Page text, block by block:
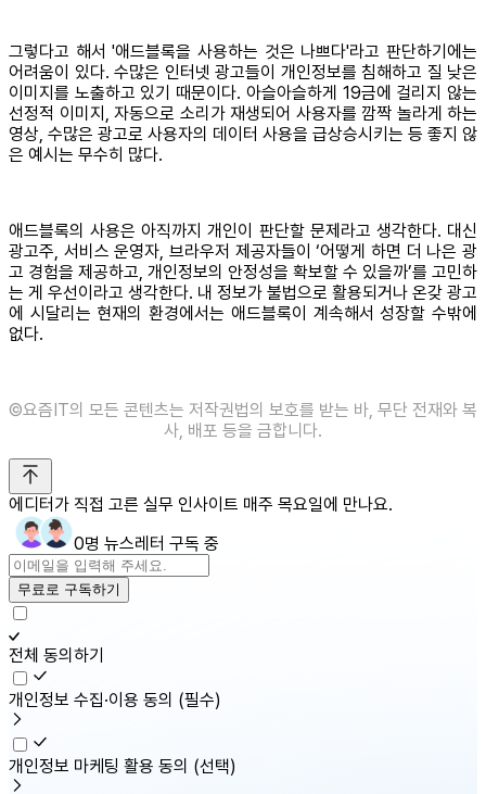
그렇다고 해서 '애드블록을 사용하는 것은 나쁘다'라고 판단하기에는
어려움이 있다. 수많은 인터넷 광고들이 개인정보를 침해하고 질 낮은
이미지를 노출하고 있기 때문이다. 아슬아슬하게 19금에 걸리지 않는
선정적 이미지, 자동으로 소리가 재생되어 사용자를 깜짝 놀라게 하는
영상, 수많은 광고로 사용자의 데이터 사용을 급상승시키는 등 좋지 않
은 예시는 무수히 많다.
애드블록의 사용은 아직까지 개인이 판단할 문제라고 생각한다. 대신
광고주, 서비스 운영자, 브라우저 제공자들이 ‘어떻게 하면 더 나은 광
고 경험을 제공하고, 개인정보의 안정성을 확보할 수 있을까’를 고민하
는 게 우선이라고 생각한다. 내 정보가 불법으로 활용되거나 온갖 광고
에 시달리는 현재의 환경에서는 애드블록이 계속해서 성장할 수밖에
없다.
©️요즘IT의 모든 콘텐츠는 저작권법의 보호를 받는 바, 무단 전재와 복
사, 배포 등을 금합니다.
에디터가 직접 고른 실무 인사이트 매주 목요일에 만나요.
0명 뉴스레터 구독 중
무료로 구독하기
전체 동의하기
개인정보 수집·이용 동의 (필수)
개인정보 마케팅 활용 동의 (선택)